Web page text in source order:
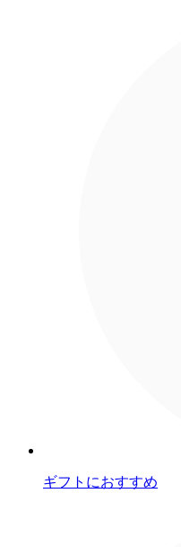
ギフトにおすすめ